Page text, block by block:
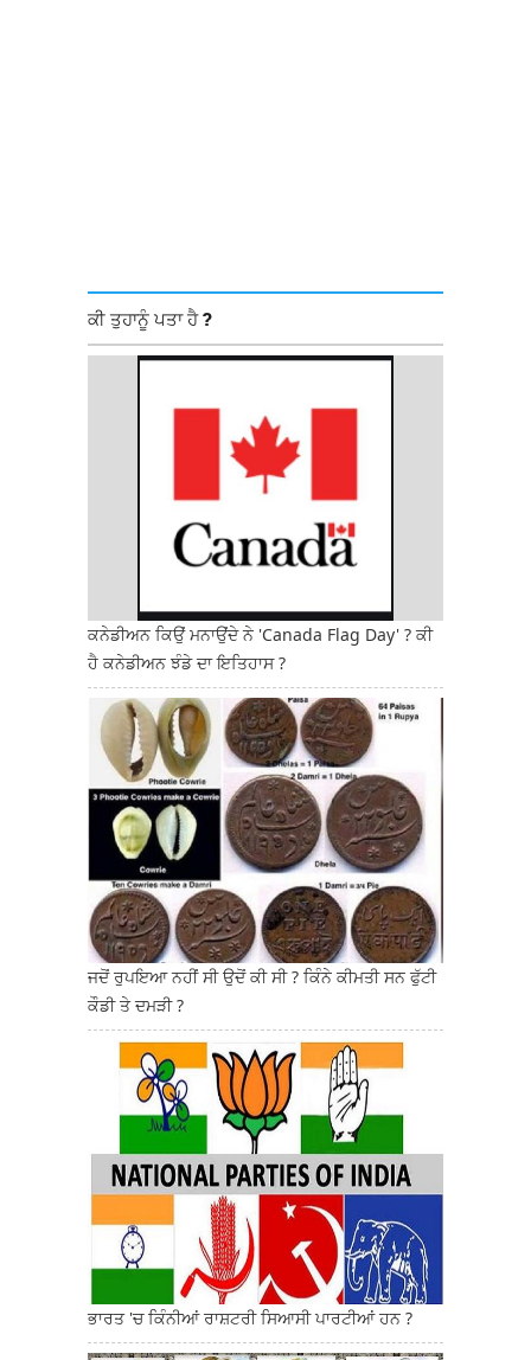
ਕੀ ਤੁਹਾਨੂੰ ਪਤਾ ਹੈ ?
ਕਨੇਡੀਅਨ ਕਿਉਂ ਮਨਾਉਂਦੇ ਨੇ 'Canada Flag Day' ? ਕੀ
ਹੈ ਕਨੇਡੀਅਨ ਝੰਡੇ ਦਾ ਇਤਿਹਾਸ ?
ਜਦੋਂ ਰੁਪਇਆ ਨਹੀਂ ਸੀ ਉਦੋਂ ਕੀ ਸੀ ? ਕਿੰਨੇ ਕੀਮਤੀ ਸਨ ਫੁੱਟੀ
ਕੌਡੀ ਤੇ ਦਮੜੀ ?
ਭਾਰਤ 'ਚ ਕਿੰਨੀਆਂ ਰਾਸ਼ਟਰੀ ਸਿਆਸੀ ਪਾਰਟੀਆਂ ਹਨ ?